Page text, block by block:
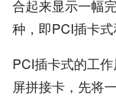
合起来显示一幅
种，即PCI插卡式
PCI插卡式的工
屏拼接卡，先将